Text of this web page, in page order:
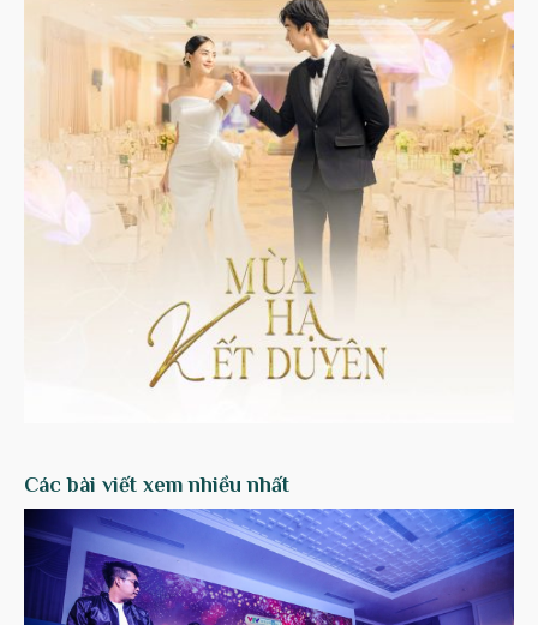
Các bài viết xem nhiều nhất